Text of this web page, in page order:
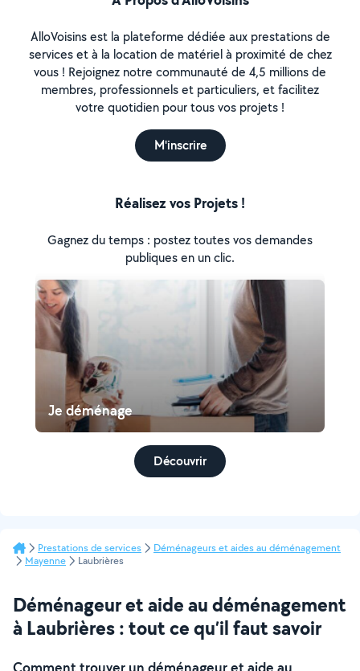
AlloVoisins est la plateforme dédiée aux prestations de
services et à la location de matériel à proximité de chez
vous ! Rejoignez notre communauté de 4,5 millions de
membres, professionnels et particuliers, et facilitez
votre quotidien pour tous vos projets !
M'inscrire
Réalisez vos Projets !
Gagnez du temps : postez toutes vos demandes
publiques en un clic.
Je déménage
Découvrir
Prestations de services
Déménageurs et aides au déménagement
Mayenne
Laubrières
Déménageur et aide au déménagement
à Laubrières : tout ce qu’il faut savoir